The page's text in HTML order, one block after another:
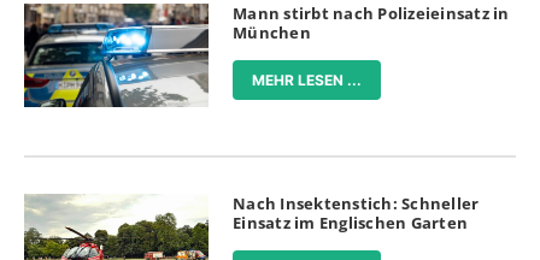
Mann stirbt nach Polizeieinsatz in
München
MEHR LESEN ...
Nach Insektenstich: Schneller
Einsatz im Englischen Garten